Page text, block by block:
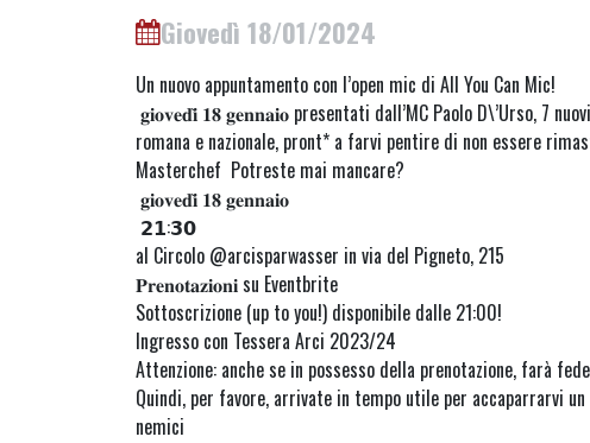
Giovedì 18/01/2024
Un nuovo appuntamento con l’open mic di All You Can Mic!
𝐠𝐢𝐨𝐯𝐞𝐝𝐢̀ 𝟏𝟖 𝐠𝐞𝐧𝐧𝐚𝐢𝐨 presentati dall’MC Paolo D\’Urso, 7
romana e nazionale, pront* a farvi pentire di non essere
Masterchef Potreste mai mancare?
𝐠𝐢𝐨𝐯𝐞𝐝𝐢̀ 𝟏𝟖 𝐠𝐞𝐧𝐧𝐚𝐢𝐨
𝟮𝟭:𝟯𝟬
al Circolo @arcisparwasser in via del Pigneto, 215
𝐏𝐫𝐞𝐧𝐨𝐭𝐚𝐳𝐢𝐨𝐧𝐢 su Eventbrite
Sottoscrizione (up to you!) disponibile dalle 21:00!
Ingresso con Tessera Arci 2023/24
Attenzione: anche se in possesso della prenotazione, farà
Quindi, per favore, arrivate in tempo utile per accaparrarvi
nemici